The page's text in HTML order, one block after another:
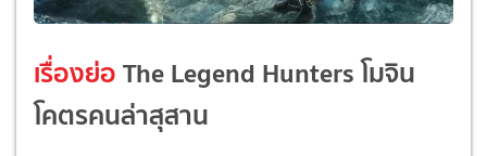
เรื่องย่อThe Legend Hunters โมจิน
โคตรคนล่าสุสาน